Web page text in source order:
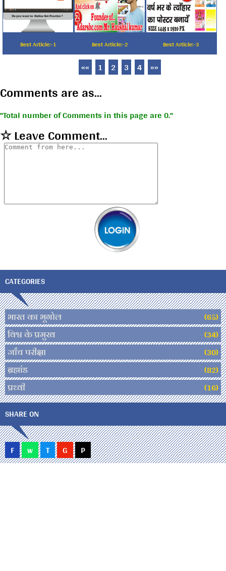
Best Article:-1 Best Article:-2 Best Article:-3
«« 1 2 3 4 »»
Comments are as...
Total number of Comments in this page are 0.
☆ Leave Comment...
CATEGORIES
भारत का भूगोल
(65)
विश्व के प्रमुख
(34)
जाँच परीक्षा
(30)
ब्रह्मांड
(82)
प्रथ्वी
(16)
SHARE ON
F w T G P